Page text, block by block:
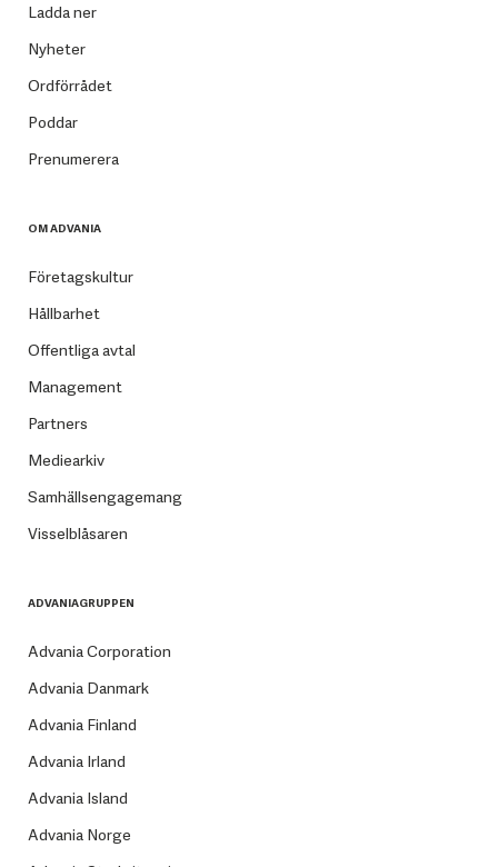
Ladda ner
Nyheter
Ordförrådet
Poddar
Prenumerera
OM ADVANIA
Företagskultur
Hållbarhet
Offentliga avtal
Management
Partners
Mediearkiv
Samhällsengagemang
Visselblåsaren
ADVANIAGRUPPEN
Advania Corporation
Advania Danmark
Advania Finland
Advania Irland
Advania Island
Advania Norge